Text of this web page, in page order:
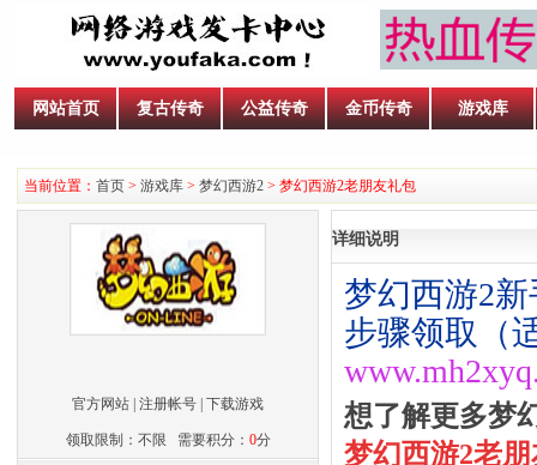
网站首页 复古传奇 公益传奇 金币传奇 游戏库
当前位置： 首页 > 游戏库 > 梦幻西游2 > 梦幻西游2老朋友礼包
官方网站 注册帐号 下载游戏
领取限制：不限 需要积分： 0分
详细说明
梦幻西游2
步骤领取（
想了解更多梦
梦幻西游2老